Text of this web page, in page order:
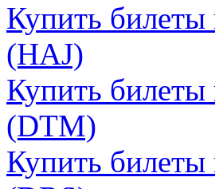
Купить билеты
(HAJ)
Купить
(DTM)
Купить билеты